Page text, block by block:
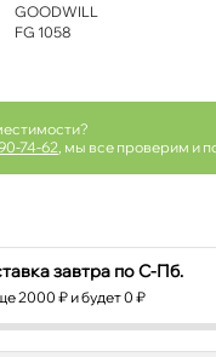
GOODWILL
FG 1058
74-62 , мы все проверим и
завтра по С-Пб.
2000 ₽ и будет 0 ₽